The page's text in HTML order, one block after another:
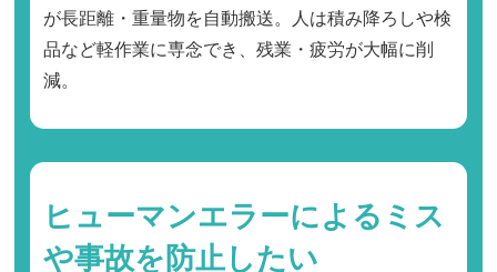
が長距離・重量物を自動搬送。人は積み降ろしや検
品など軽作業に専念でき、残業・疲労が大幅に削
減。
ヒューマンエラーによるミス
や事故を防止したい